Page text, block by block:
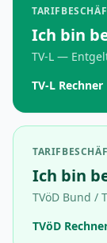
Ich bin
TV-L —
TV-L
Ich bin
TVöD Bund /
TVöD